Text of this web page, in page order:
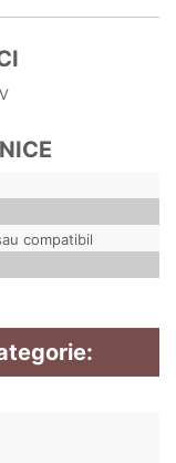
compatibil